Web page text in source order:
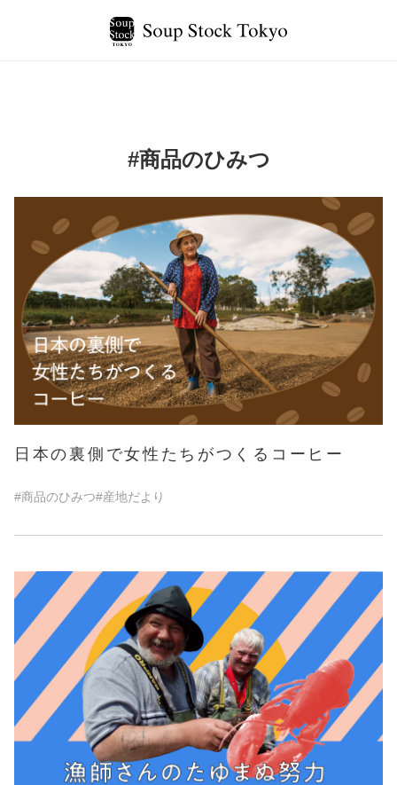
#商品のひみつ
日本の裏側で女性たちがつくるコーヒー
#商品のひみつ#産地だより